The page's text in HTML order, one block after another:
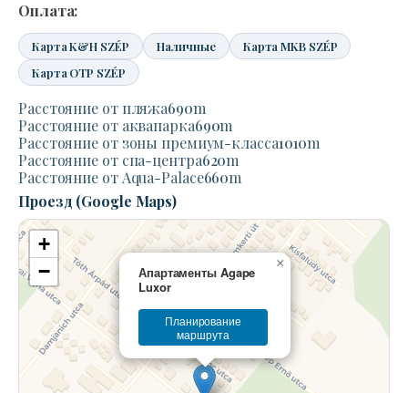
Оплата:
Карта K&H SZÉP Наличные
Карта MKB SZÉP
Карта OTP SZÉP
Расстояние от пляжа690m
Расстояние от аквапарка690m
Расстояние от зоны премиум-класса1010m
Расстояние от спа-центра620m
Расстояние от Aqua-Palace660m
Проезд (Google Maps)
Апартаменты Agape
Luxor
Планирование
маршрута
×
+
−